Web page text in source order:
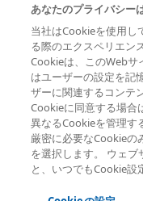
プライバシーポリシー
利用規約
会員規約
サイトマップ
© 2026 Novartis
あなたのプライバシー
当社はCookieを使用し
る際のエクスペリエン
Cookieは、このWebサ
はユーザーの設定を記
ザーに関連するコンテ
Cookieに同意する場合
異なるCookieを管理す
厳密に必要なCookieの
を選択します。 ウェ
と、いつでもCookie設